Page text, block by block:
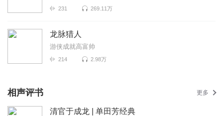
231 269.11万
龙脉猎人
游侠成就高富帅
214 2.98万
相声评书 更多
清官于成龙 | 单田芳经典